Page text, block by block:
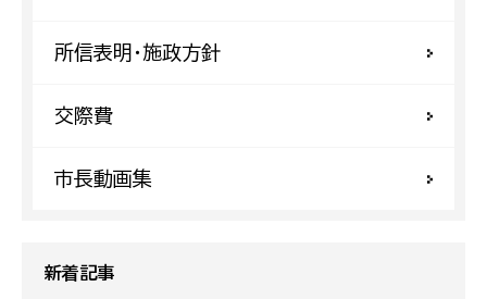
所信表明・施政方針
交際費
市長動画集
新着記事